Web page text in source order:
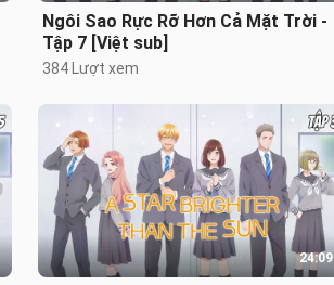
Ngôi Sao Rực Rỡ Hơn Cả Mặt Trời -
Tập 7 [Việt sub]
384 Lượt xem
24:09